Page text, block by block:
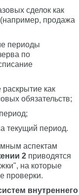
сделок как
продажа
периоды
по
как
обязательств;
текущий период.
аспектам
2 приводятся
на которые
проверки.
внутреннего